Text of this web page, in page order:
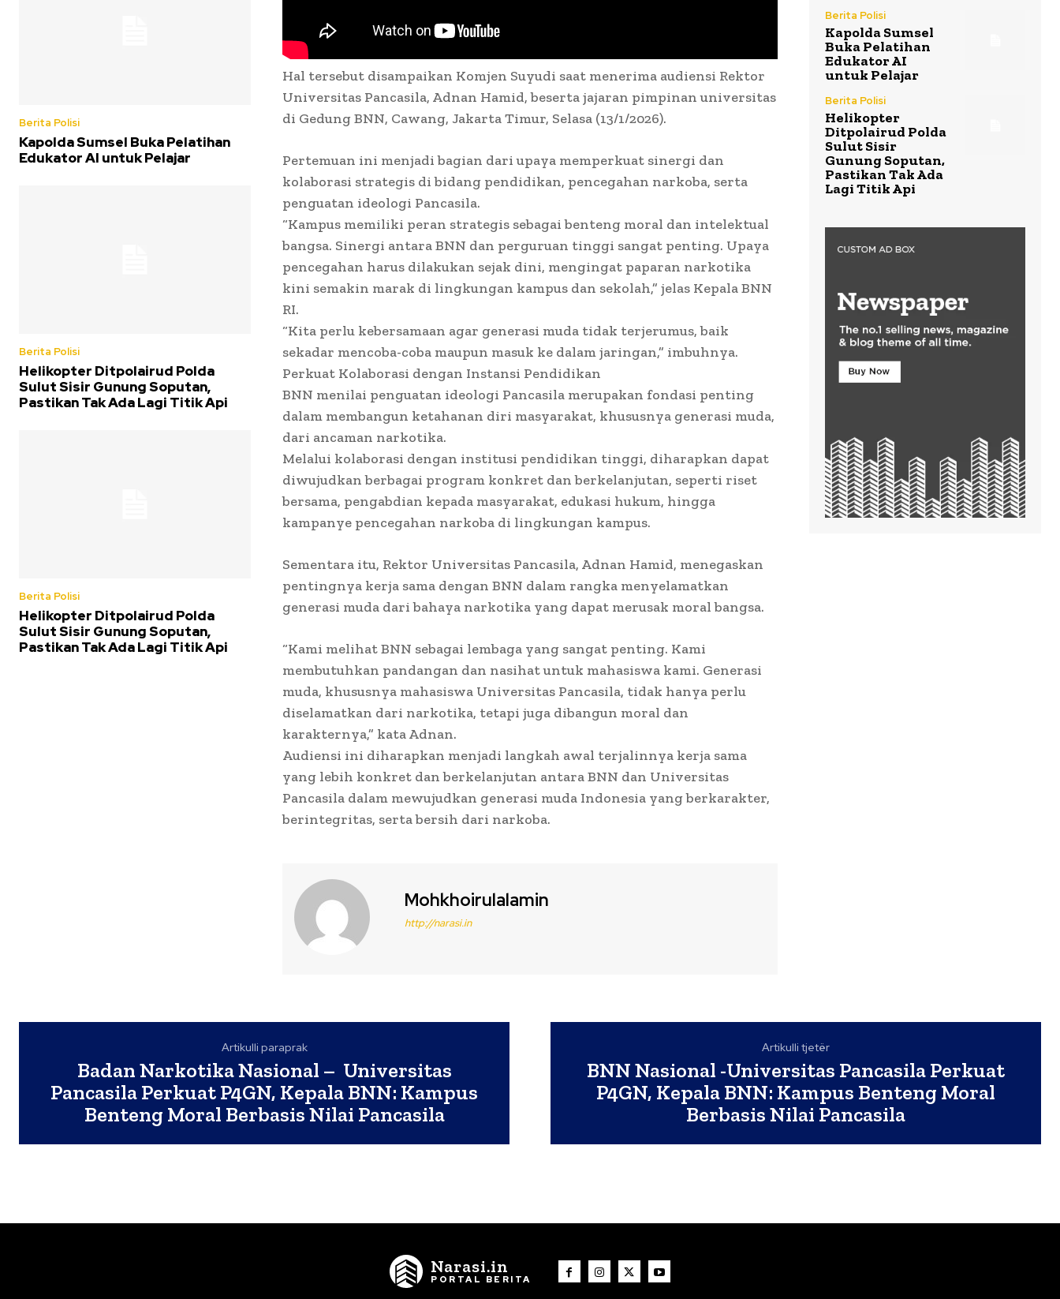
Berita Polisi
Kapolda Sumsel Buka Pelatihan
Edukator AI untuk Pelajar
Berita Polisi
Helikopter Ditpolairud Polda
Sulut Sisir Gunung Soputan,
Pastikan Tak Ada Lagi Titik Api
Berita Polisi
Helikopter Ditpolairud Polda
Sulut Sisir Gunung Soputan,
Pastikan Tak Ada Lagi Titik Api
Hal tersebut disampaikan Komjen Suyudi saat menerima audiensi Rektor
Universitas Pancasila, Adnan Hamid, beserta jajaran pimpinan universitas
di Gedung BNN, Cawang, Jakarta Timur, Selasa (13/1/2026).
Pertemuan ini menjadi bagian dari upaya memperkuat sinergi dan
kolaborasi strategis di bidang pendidikan, pencegahan narkoba, serta
penguatan ideologi Pancasila.
“Kampus memiliki peran strategis sebagai benteng moral dan intelektual
bangsa. Sinergi antara BNN dan perguruan tinggi sangat penting. Upaya
pencegahan harus dilakukan sejak dini, mengingat paparan narkotika
kini semakin marak di lingkungan kampus dan sekolah,” jelas Kepala BNN
RI.
“Kita perlu kebersamaan agar generasi muda tidak terjerumus, baik
sekadar mencoba-coba maupun masuk ke dalam jaringan,” imbuhnya.
Perkuat Kolaborasi dengan Instansi Pendidikan
BNN menilai penguatan ideologi Pancasila merupakan fondasi penting
dalam membangun ketahanan diri masyarakat, khususnya generasi muda,
dari ancaman narkotika.
Melalui kolaborasi dengan institusi pendidikan tinggi, diharapkan dapat
diwujudkan berbagai program konkret dan berkelanjutan, seperti riset
bersama, pengabdian kepada masyarakat, edukasi hukum, hingga
kampanye pencegahan narkoba di lingkungan kampus.
Sementara itu, Rektor Universitas Pancasila, Adnan Hamid, menegaskan
pentingnya kerja sama dengan BNN dalam rangka menyelamatkan
generasi muda dari bahaya narkotika yang dapat merusak moral bangsa.
“Kami melihat BNN sebagai lembaga yang sangat penting. Kami
membutuhkan pandangan dan nasihat untuk mahasiswa kami. Generasi
muda, khususnya mahasiswa Universitas Pancasila, tidak hanya perlu
diselamatkan dari narkotika, tetapi juga dibangun moral dan
karakternya,” kata Adnan.
Audiensi ini diharapkan menjadi langkah awal terjalinnya kerja sama
yang lebih konkret dan berkelanjutan antara BNN dan Universitas
Pancasila dalam mewujudkan generasi muda Indonesia yang berkarakter,
berintegritas, serta bersih dari narkoba.
Mohkhoirulalamin
http://narasi.in
Berita Polisi
Kapolda Sumsel
Buka Pelatihan
Edukator AI
untuk Pelajar
Berita Polisi
Helikopter
Ditpolairud Polda
Sulut Sisir
Gunung Soputan,
Pastikan Tak Ada
Lagi Titik Api
Artikulli paraprak
Badan Narkotika Nasional – Universitas
Pancasila Perkuat P4GN, Kepala BNN: Kampus
Benteng Moral Berbasis Nilai Pancasila
Artikulli tjetër
BNN Nasional -Universitas Pancasila Perkuat
P4GN, Kepala BNN: Kampus Benteng Moral
Berbasis Nilai Pancasila
Narasi.in
PORTAL BERITA